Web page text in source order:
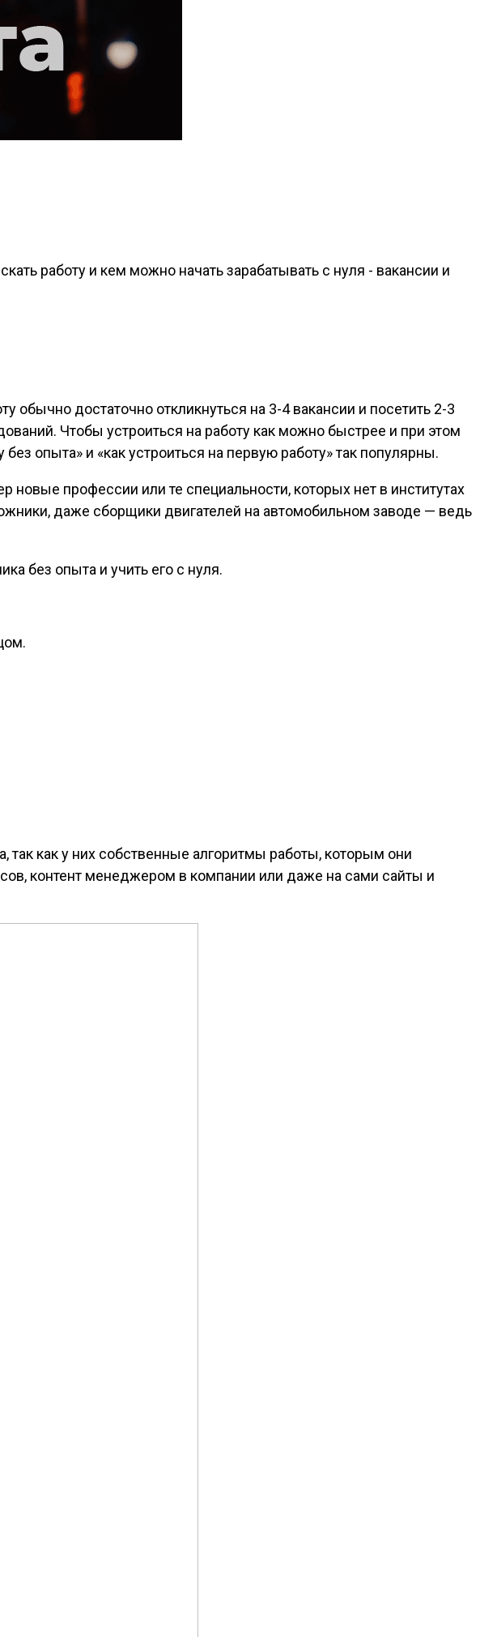
работу и кем можно начать зарабатывать с нуля - вакансии и
обычно достаточно откликнуться на 3-4 вакансии и посетить 2-3
Чтобы устроиться на работу как можно быстрее и при этом
опыта» и «как устроиться на первую работу» так популярны.
профессии или те специальности, которых нет в институтах
даже сборщики двигателей на автомобильном заводе — ведь
без опыта и учить его с нуля.
как у них собственные алгоритмы работы, которым они
контент менеджером в компании или даже на сами сайты и